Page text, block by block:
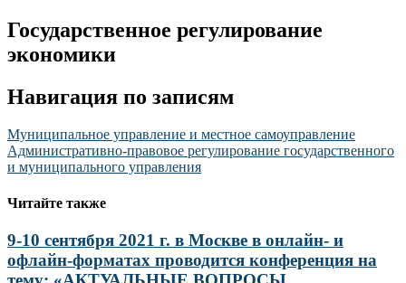
Государственное регулирование
экономики
Навигация по записям
Муниципальное управление и местное самоуправление
Административно-правовое регулирование государственного
и муниципального управления
Читайте также
9-10 сентября 2021 г. в Москве в онлайн- и
офлайн-форматах проводится конференция на